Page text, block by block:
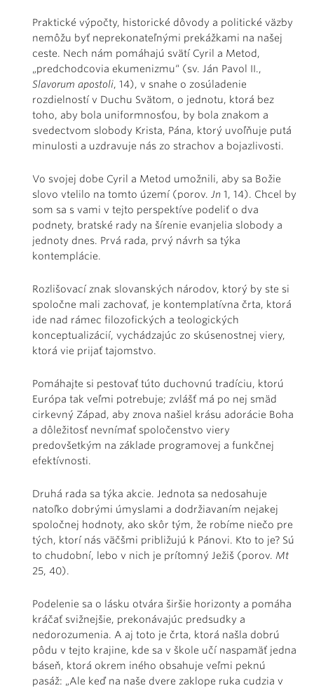
Praktické výpočty, historické dôvody a politické väzby
nemôžu byť neprekonateľnými prekážkami na našej
ceste. Nech nám pomáhajú svätí Cyril a Metod,
„predchodcovia ekumenizmu“ (sv. Ján Pavol II.,
Slavorum apostoli, 14), v snahe o zosúladenie
rozdielností v Duchu Svätom, o jednotu, ktorá bez
toho, aby bola uniformnosťou, by bola znakom a
svedectvom slobody Krista, Pána, ktorý uvoľňuje putá
minulosti a uzdravuje nás zo strachov a bojazlivosti.
Vo svojej dobe Cyril a Metod umožnili, aby sa Božie
slovo vtelilo na tomto území (porov. Jn 1, 14). Chcel by
som sa s vami v tejto perspektíve podeliť o dva
podnety, bratské rady na šírenie evanjelia slobody a
jednoty dnes. Prvá rada, prvý návrh sa týka
kontemplácie.
Rozlišovací znak slovanských národov, ktorý by ste si
spoločne mali zachovať, je kontemplatívna črta, ktorá
ide nad rámec filozofických a teologických
konceptualizácií, vychádzajúc zo skúsenostnej viery,
ktorá vie prijať tajomstvo.
Pomáhajte si pestovať túto duchovnú tradíciu, ktorú
Európa tak veľmi potrebuje; zvlášť má po nej smäd
cirkevný Západ, aby znova našiel krásu adorácie Boha
a dôležitosť nevnímať spoločenstvo viery
predovšetkým na základe programovej a funkčnej
efektívnosti.
Druhá rada sa týka akcie. Jednota sa nedosahuje
natoľko dobrými úmyslami a dodržiavaním nejakej
spoločnej hodnoty, ako skôr tým, že robíme niečo pre
tých, ktorí nás väčšmi približujú k Pánovi. Kto to je? Sú
to chudobní, lebo v nich je prítomný Ježiš (porov. Mt
25, 40).
Podelenie sa o lásku otvára širšie horizonty a pomáha
kráčať svižnejšie, prekonávajúc predsudky a
nedorozumenia. A aj toto je črta, ktorá našla dobrú
pôdu v tejto krajine, kde sa v škole učí naspamäť jedna
báseň, ktorá okrem iného obsahuje veľmi peknú
pasáž: „Ale keď na naše dvere zaklope ruka cudzia v